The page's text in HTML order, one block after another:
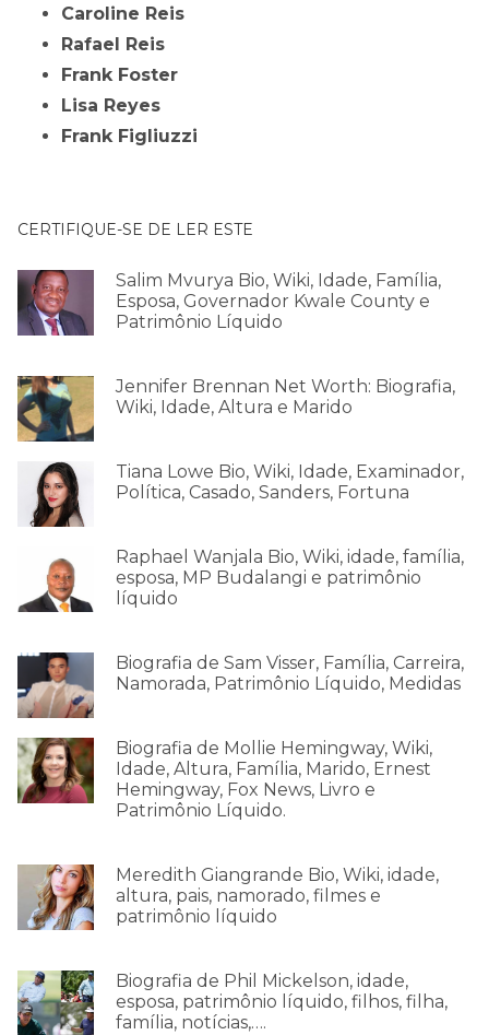
Caroline Reis
Rafael Reis
Frank Foster
Lisa Reyes
Frank Figliuzzi
CERTIFIQUE-SE DE LER ESTE
Salim Mvurya Bio, Wiki, Idade, Família,
Esposa, Governador Kwale County e
Patrimônio Líquido
Jennifer Brennan Net Worth: Biografia,
Wiki, Idade, Altura e Marido
Tiana Lowe Bio, Wiki, Idade, Examinador,
Política, Casado, Sanders, Fortuna
Raphael Wanjala Bio, Wiki, idade, família,
esposa, MP Budalangi e patrimônio
líquido
Biografia de Sam Visser, Família, Carreira,
Namorada, Patrimônio Líquido, Medidas
Biografia de Mollie Hemingway, Wiki,
Idade, Altura, Família, Marido, Ernest
Hemingway, Fox News, Livro e
Patrimônio Líquido.
Meredith Giangrande Bio, Wiki, idade,
altura, pais, namorado, filmes e
patrimônio líquido
Biografia de Phil Mickelson, idade,
esposa, patrimônio líquido, filhos, filha,
família, notícias,….